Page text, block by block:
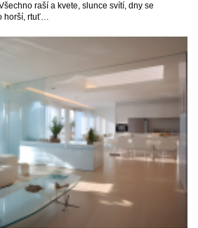
raší a kvete, slunce svítí, dny se
horší, rtuť…